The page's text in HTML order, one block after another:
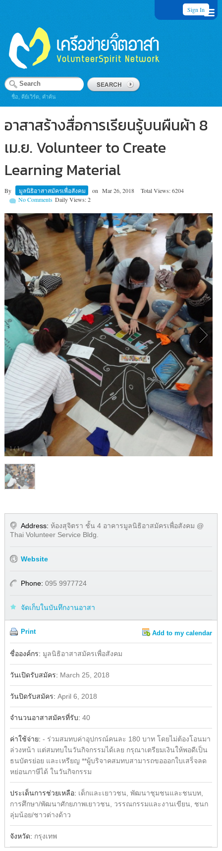
Sign In
ชื่อ, คีย์เวิร์ด, คำค้น
อาสาสร้างสื่อการเรียนรู้บนผืนผ้า 8
เม.ย. Volunteer to Create
Learning Material
By มูลนิธิอาสาสมัครเพื่อสังคม on Mar 26, 2018
Total Views: 6204
Daily Views: 2
No Comments
1/1
Address: ห้องสุจิตรา ชั้น 4 อาคารมูลนิธิอาสมัครเพื่อสังคม @
Thai Volunteer Service Bldg.
Website
Phone: 095 9977724
จัดเก็บในบันทึกงานอาสา
Print Add to my calendar
Facebook
ชื่อองค์กร: มูลนิธิอาสาสมัครเพื่อสังคม
วันเปิดรับสมัคร: March 25, 2018
วันปิดรับสมัคร: April 6, 2018
จำนวนอาสาสมัครที่รับ: 40
ค่าใช้จ่าย: - ร่วมสมทบค่าอุปกรณ์คนละ 180 บาท โดยไม่ต้องโอนมา
ล่วงหน้า แต่สมทบในวันกิจกรรมได้เลย กรุณาเตรียมเงินให้พอดีเป็น
ธนบัตรย่อย และเหรียญ **ผู้บริจาคสมทบสามารถขอออกใบเสร็จลด
หย่อนภาษีได้ ในวันกิจกรรม
ประเด็นการช่วยเหลือ: เด็กและเยาวชน, พัฒนาชุมชนและชนบท,
การศึกษา/พัฒนาศักยภาพเยาวชน, วรรณกรรมและงานเขียน, ชนก
ลุ่มน้อย/ชาวต่างด้าว
จังหวัด: กรุงเทพ